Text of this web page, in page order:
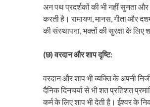
अन पथ प्रदर्शकों की भी नहीं सुनता और
करती है। रामायण, मानस, गीता और
की संस्थापना, भक्तों की सुरक्षा के लिए
(छ) वरदान और शाप दृष्टि:
वरदान और शाप भी व्यक्ति के अपनी
दैनिक दिनचर्या से भी शत प्रतिशत
कर्म के लिए शाप भी देती है। ईश्वर के